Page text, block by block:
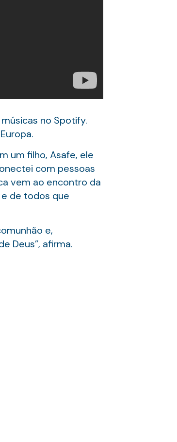
no Spotify.
um filho, Asafe, ele
com pessoas
vem ao encontro da
e de todos que
e,
Deus”, afirma.